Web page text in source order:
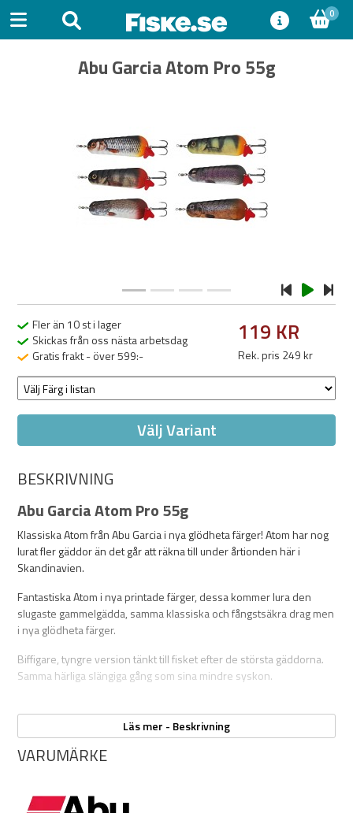
0
Abu Garcia Atom Pro 55g
Fler än 10 st i lager
Skickas från oss nästa arbetsdag
Gratis frakt - över 599:-
119 KR
Rek. pris 249 kr
Välj Variant
BESKRIVNING
Abu Garcia Atom Pro 55g
Klassiska Atom från Abu Garcia i nya glödheta färger! Atom har nog
lurat fler gäddor än det går att räkna till under årtionden här i
Skandinavien.
Fantastiska Atom i nya printade färger, dessa kommer lura den
slugaste gammelgädda, samma klassiska och fångstsäkra drag men
i nya glödheta färger.
Biffigare, tyngre version tänkt till fisket efter de största gäddorna.
Samma härliga slängiga gång som sina mindre syskon.
Vikt: 55g
Ett seriöst skeddrag för stora gäddor.
Läs mer - Beskrivning
VARUMÄRKE